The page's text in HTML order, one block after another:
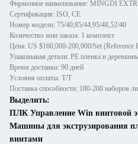
Фирменное наименование: MINGDI
Сертификация: ISO, CE
Номер модели: 75/40,85/44,95/48,52/40
Количество мин заказа: 1 комплект
Цена: US $160,000-200,000/Set (Reference
Упаковывая детали: PE пленка и
Время доставки: 90 дней
Условия оплаты: T/T
Поставка способности: 180-200 наборов
Выделить:
ПЛК Управление Win винтовой
Машины для экструзирования
винтами